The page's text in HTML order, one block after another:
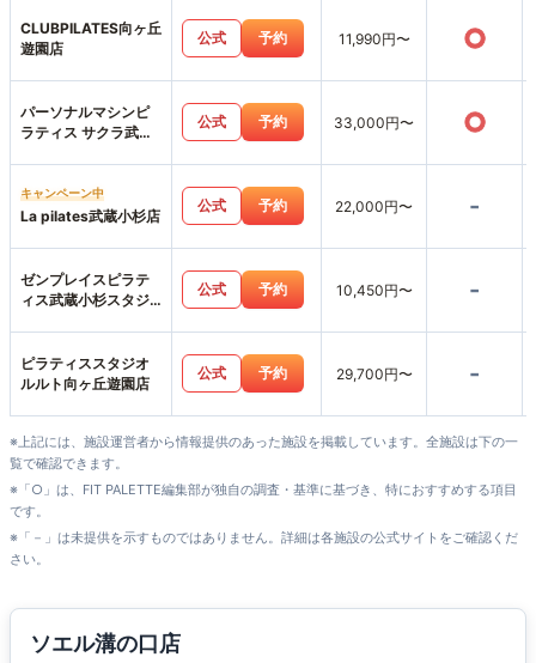
CLUBPILATES向ヶ丘
遊園店
公式 予約 11,990円〜 ○
パーソナルマシンピ
ラティス サクラ武蔵
公式 予約 33,000円〜 ○
キャンペーン中
La pilates武蔵小杉店
公式 予約 22,000円〜 -
ゼンプレイスピラテ
ィス武蔵小杉スタジ
公式 予約 10,450円〜 -
ピラティススタジオ
ルルト向ヶ丘遊園店
公式 予約 29,700円〜 -
※上記には、施設運営者から情報提供のあった施設を掲載しています。全施設は下の一
覧で確認できます。
※「○」は、FIT PALETTE編集部が独自の調査・基準に基づき、特におすすめする項目
です。
※「－」は未提供を示すものではありません。詳細は各施設の公式サイトをご確認くだ
さい。
ソエル溝の口店